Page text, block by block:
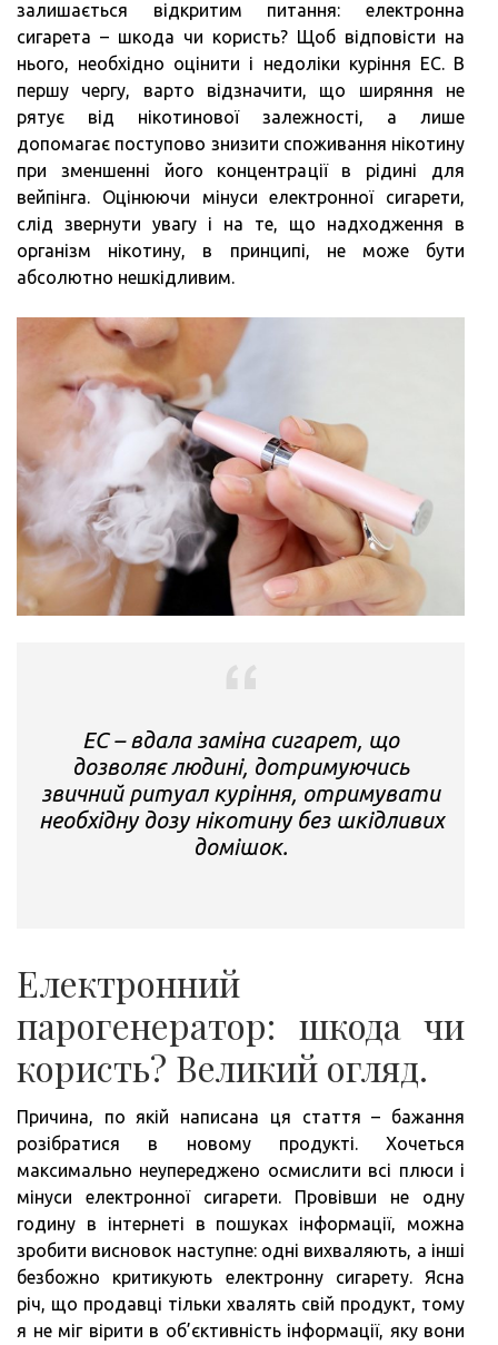
залишається відкритим питання: електронна
сигарета – шкода чи користь? Щоб відповісти на
нього, необхідно оцінити і недоліки куріння ЕС. В
першу чергу, варто відзначити, що ширяння не
рятує від нікотинової залежності, а лише
допомагає поступово знизити споживання нікотину
при зменшенні його концентрації в рідині для
вейпінга. Оцінюючи мінуси електронної сигарети,
слід звернути увагу і на те, що надходження в
організм нікотину, в принципі, не може бути
абсолютно нешкідливим.
ЕС – вдала заміна сигарет, що
дозволяє людині, дотримуючись
звичний ритуал куріння, отримувати
необхідну дозу нікотину без шкідливих
домішок.
Електронний
парогенератор: шкода чи
користь? Великий огляд.
Причина, по якій написана ця стаття – бажання
розібратися в новому продукті. Хочеться
максимально неупереджено осмислити всі плюси і
мінуси електронної сигарети. Провівши не одну
годину в інтернеті в пошуках інформації, можна
зробити висновок наступне: одні вихваляють, а інші
безбожно критикують електронну сигарету. Ясна
річ, що продавці тільки хвалять свій продукт, тому
я не міг вірити в об’єктивність інформації, яку вони